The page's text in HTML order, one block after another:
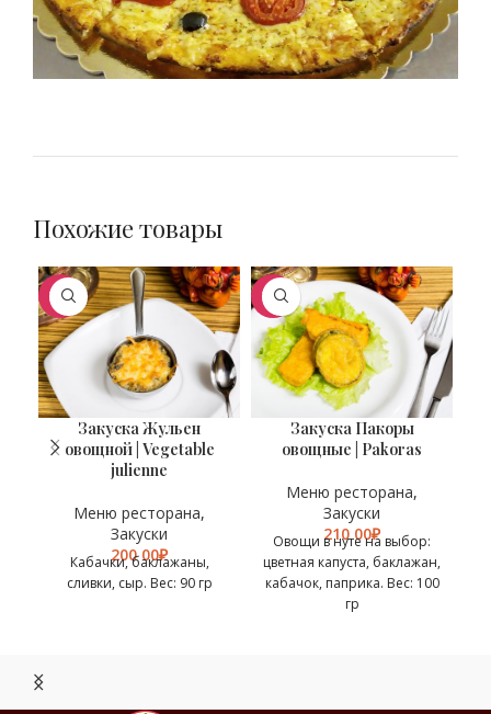
Похожие товары
ХИТ
ВЕС 90 гр
Закуска Жульен
овощной | Vegetable
julienne
Меню ресторана,
Закуски
₽
Кабачки, баклажаны,
сливки, сыр. Вес: 90 гр
ХИТ
ВЕС 100 гр
Закуска Пакоры
овощные | Pakoras
Меню ресторана,
Закуски
₽
Овощи в нуте на выбор:
цветная капуста, баклажан,
кабачок, паприка. Вес: 100
гр